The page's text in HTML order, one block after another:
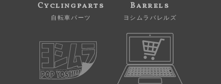
Cyclingparts
自転車パーツ
Barrels
ヨシムラバレルズ